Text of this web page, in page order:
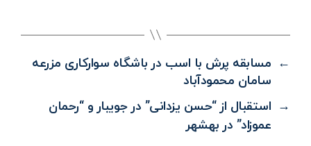
← مسابقه پرش با اسب در باشگاه سوارکاری مزرعه
سامان محمودآباد
→ استقبال از “حسن یزدانی” در جویبار و “رحمان
عموزاد” در بهشهر